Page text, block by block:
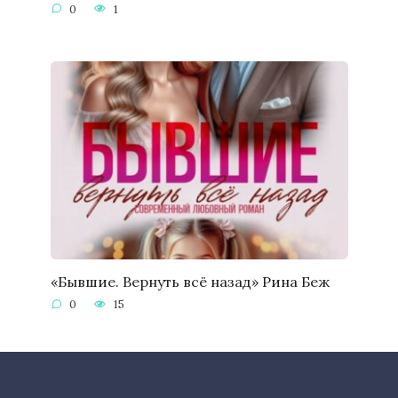
0 1
«Бывшие. Вернуть всё назад» Рина Беж
0 15